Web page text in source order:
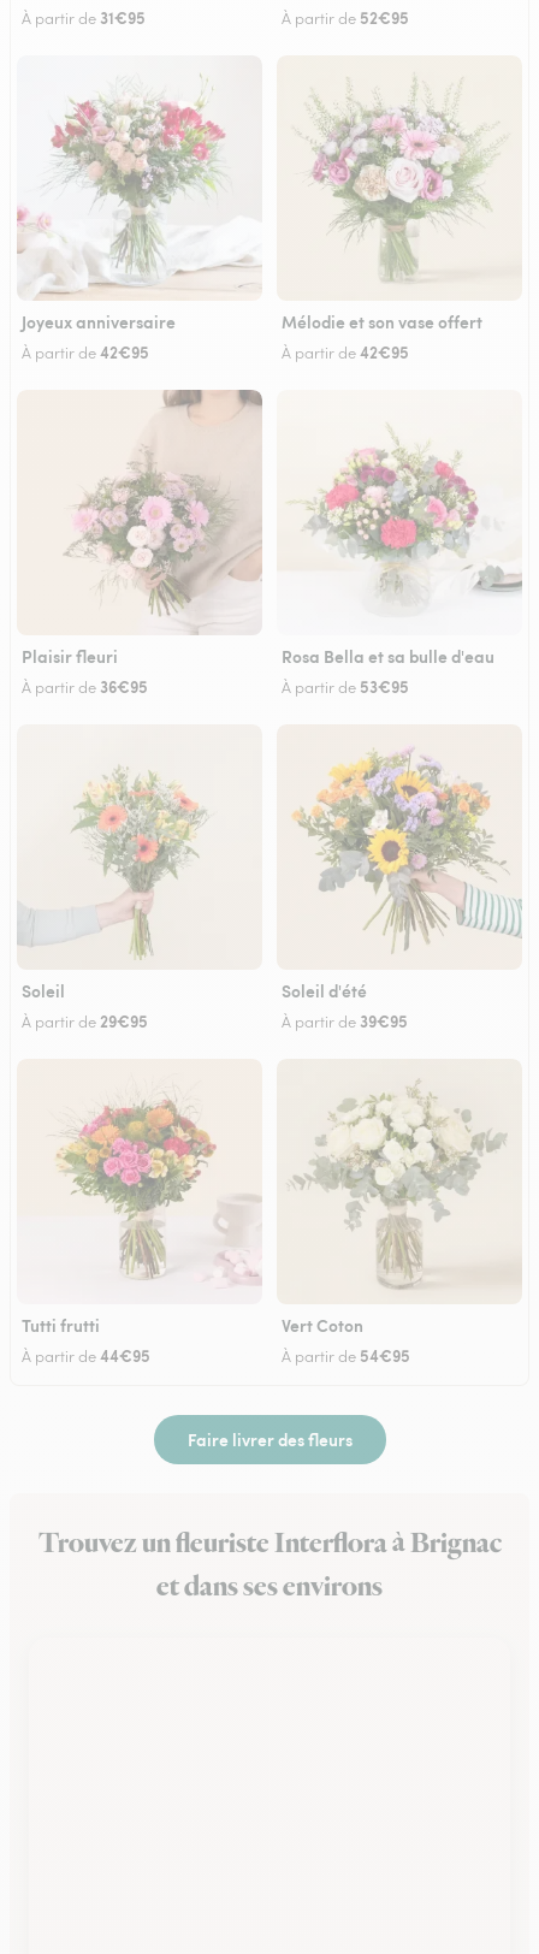
À partir de 31€95 À partir de 52€95
Joyeux anniversaire
À partir de42€95
Mélodie et son vase offert
À partir de42€95
Plaisir fleuri
À partir de 36€95
Rosa Bella et sa bulle d'eau
À partir de 53€95
Soleil
À partir de29€95
Soleil d'été
À partir de 39€95
Tutti frutti
À partir de44€95
Vert Coton
À partir de 54€95
Faire livrer des fleurs
Trouvez un fleuriste Interflora à Brignac
et dans ses environs